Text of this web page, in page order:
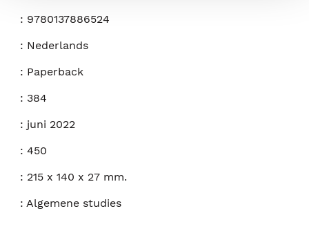
: 9780137886524
: Nederlands
: Paperback
: 384
: juni 2022
: 450
: 215 x 140 x 27 mm.
: Algemene studies